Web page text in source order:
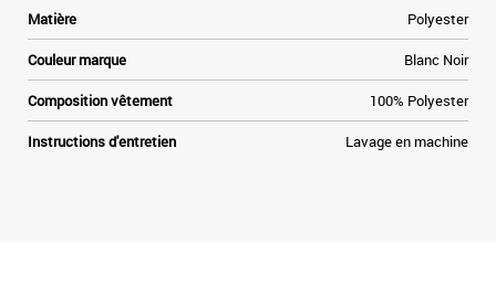
Matière Polyester
Couleur marque Blanc Noir
Composition vêtement 100% Polyester
Instructions d'entretien Lavage en machine